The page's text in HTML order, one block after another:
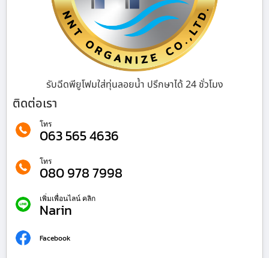
รับฉีดพียูโฟมใส่ทุ่นลอยน้ำ ปรึกษาได้ 24 ชั่วโมง
ติดต่อเรา
โทร
063 565 4636
โทร
080 978 7998
เพิ่มเพื่อนไลน์ คลิก
Narin
Facebook